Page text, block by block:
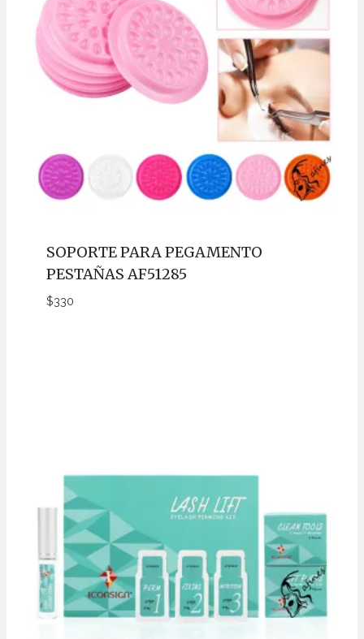
SOPORTE PARA PEGAMENTO
PESTAÑAS AF51285
$330